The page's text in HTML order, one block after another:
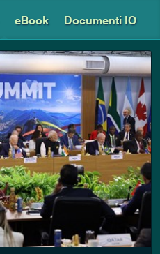
eBook Documenti IO